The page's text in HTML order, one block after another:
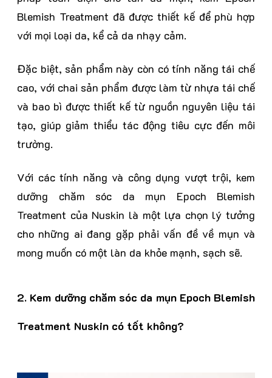
Blemish Treatment đã được thiết kế để phù hợp
với mọi loại da, kể cả da nhạy cảm.
Đặc biệt, sản phẩm này còn có tính năng tái chế
cao, với chai sản phẩm được làm từ nhựa tái chế
và bao bì được thiết kế từ nguồn nguyên liệu tái
tạo, giúp giảm thiểu tác động tiêu cực đến môi
trường.
Với các tính năng và công dụng vượt trội, kem
dưỡng chăm sóc da mụn Epoch Blemish
Treatment của Nuskin là một lựa chọn lý tưởng
cho những ai đang gặp phải vấn đề về mụn và
mong muốn có một làn da khỏe mạnh, sạch sẽ.
2. Kem dưỡng chăm sóc da mụn Epoch Blemish
Treatment Nuskin có tốt không?